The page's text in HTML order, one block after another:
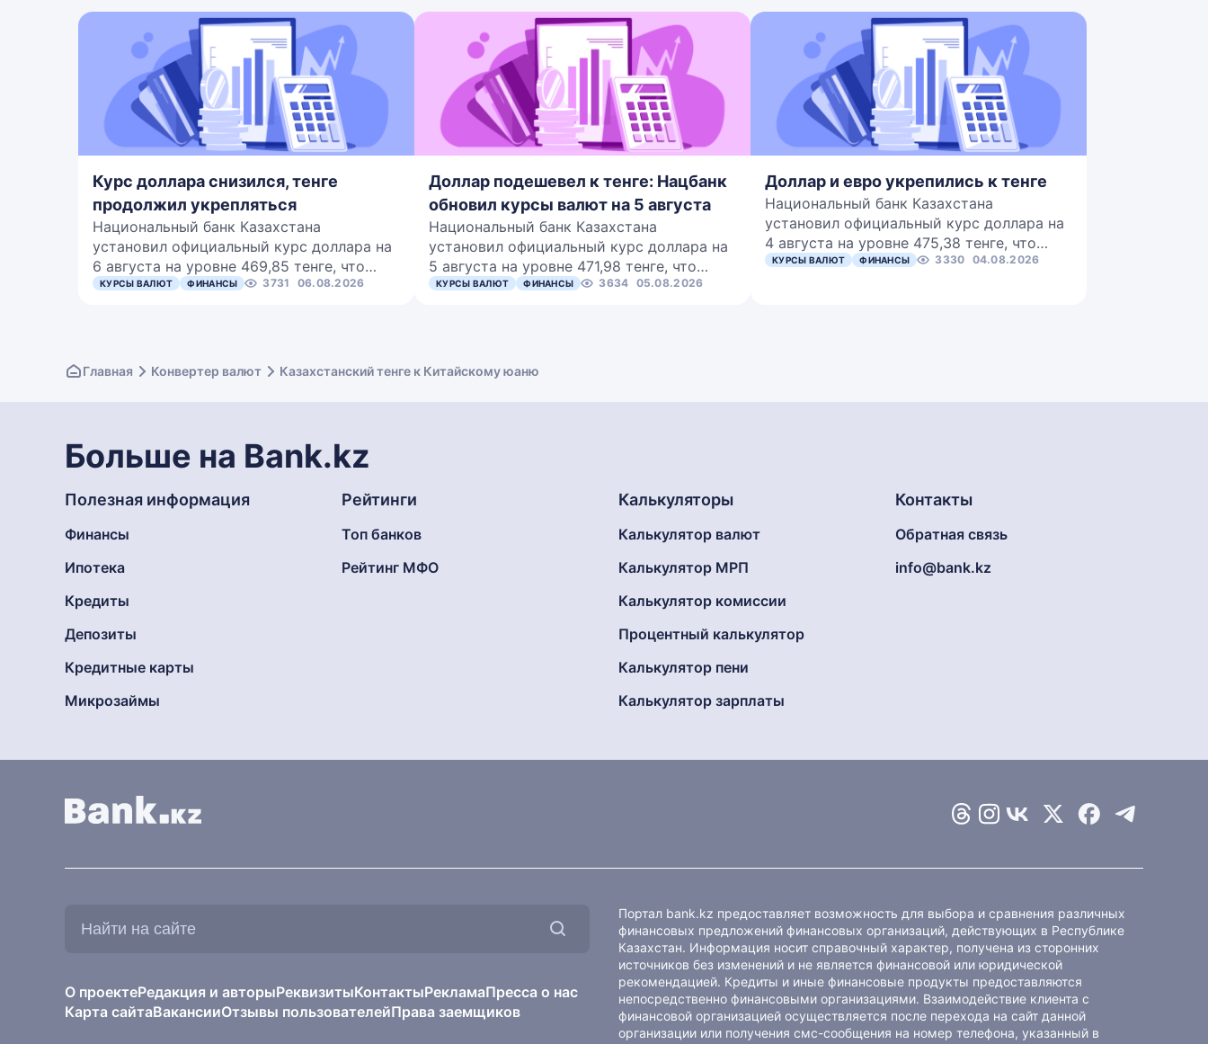
Курс доллара снизился, тенге
продолжил укрепляться
Национальный банк Казахстана
установил официальный курс доллара на
6 августа на уровне 469,85 тенге, что…
КУРСЫ ВАЛЮТ ФИНАНСЫ 3731 06.08.2026
Доллар подешевел к тенге: Нацбанк
обновил курсы валют на 5 августа
Национальный банк Казахстана
установил официальный курс доллара на
5 августа на уровне 471,98 тенге, что…
КУРСЫ ВАЛЮТ ФИНАНСЫ 3634 05.08.2026
Доллар и евро укрепились к тенге
Национальный банк Казахстана
установил официальный курс доллара на
4 августа на уровне 475,38 тенге, что…
КУРСЫ ВАЛЮТ ФИНАНСЫ 3330 04.08.2026
Главная Конвертер валют Казахстанский тенге к Китайскому юаню
Больше на Bank.kz
Полезная информация
Финансы
Ипотека
Кредиты
Депозиты
Кредитные карты
Микрозаймы
Рейтинги
Топ банков
Рейтинг МФО
Калькуляторы
Калькулятор валют
Калькулятор МРП
Калькулятор комиссии
Процентный калькулятор
Калькулятор пени
Калькулятор зарплаты
Контакты
Обратная связь
info@bank.kz
О проектеРедакция и авторыРеквизитыКонтактыРекламаПресса о нас
Карта сайтаВакансииОтзывы пользователейПрава заемщиков
Портал bank.kz предоставляет возможность для выбора и сравнения различных
финансовых предложений финансовых организаций, действующих в Республике
Казахстан. Информация носит справочный характер, получена из сторонних
источников без изменений и не является финансовой или юридической
рекомендацией. Кредиты и иные финансовые продукты предоставляются
непосредственно финансовыми организациями. Взаимодействие клиента с
финансовой организацией осуществляется после перехода на сайт данной
организации или получения смс-сообщения на номер телефона, указанный в